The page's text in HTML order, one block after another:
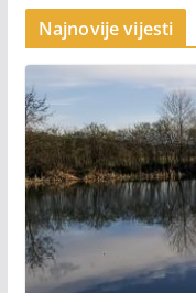
Najnovije vijesti